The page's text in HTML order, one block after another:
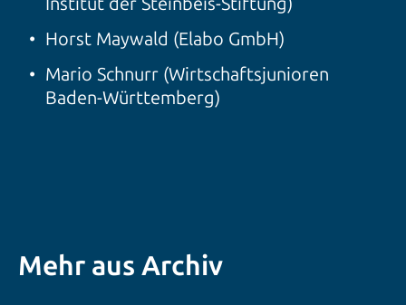
Horst Maywald (Elabo GmbH)
Mario Schnurr (Wirtschaftsjunioren
Baden-Württemberg)
Mehr aus Archiv